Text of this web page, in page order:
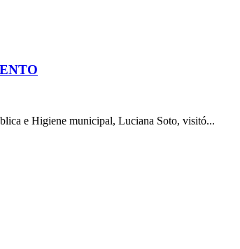
e Higiene municipal, Luciana Soto, visitó...